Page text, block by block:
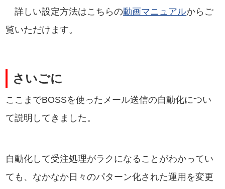
詳しい設定方法はこちらの動画マニュアルからご
覧いただけます。
さいごに
ここまでBOSSを使ったメール送信の自動化につい
て説明してきました。
自動化して受注処理がラクになることがわかってい
ても、なかなか日々のパターン化された運用を変更